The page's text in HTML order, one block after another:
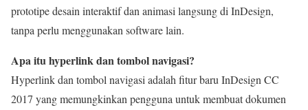
prototipe desain interaktif dan animasi langsung di InDesign,
tanpa perlu menggunakan software lain.
Apa itu hyperlink dan tombol navigasi?
Hyperlink dan tombol navigasi adalah fitur baru InDesign CC
2017 yang memungkinkan pengguna untuk membuat dokumen